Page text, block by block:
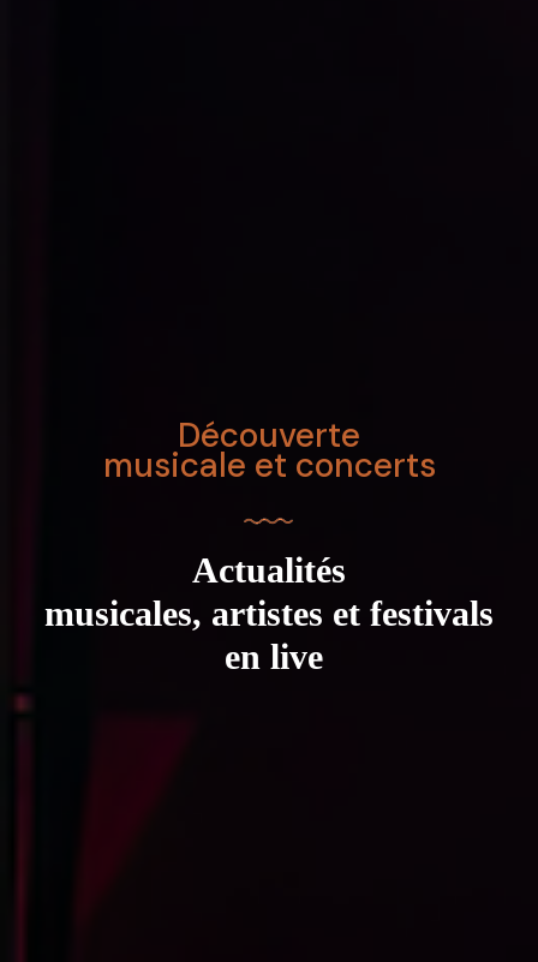
Découverte
musicale et concerts
Actualités
musicales, artistes et festivals
en live